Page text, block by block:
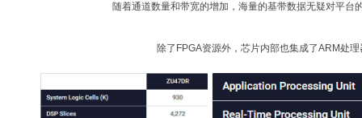
随着通道数量和带宽的增加，海量的基带数据无疑对平
除了FPGA资源外，芯片内部也集成了ARM处